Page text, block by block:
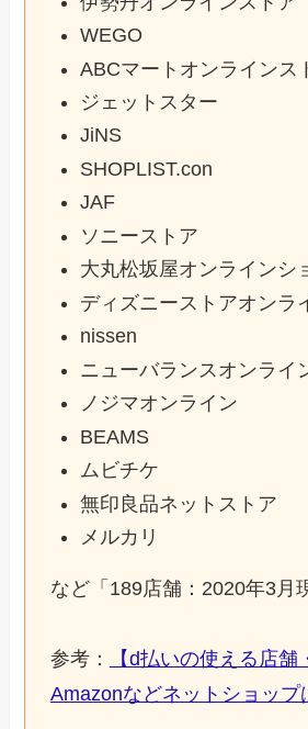
WEGO
ABCマートオンラインス
ジェットスター
JiNS
SHOPLIST.con
JAF
ソニーストア
大丸松坂屋オンラインシ
ディズニーストアオンラ
nissen
ニューバランスオンライ
ノジマオンライン
BEAMS
ムビチケ
無印良品ネットストア
メルカリ
など「189店舗：2020年3月
参考：
【d払いの使える店舗
Amazonなどネットショップ